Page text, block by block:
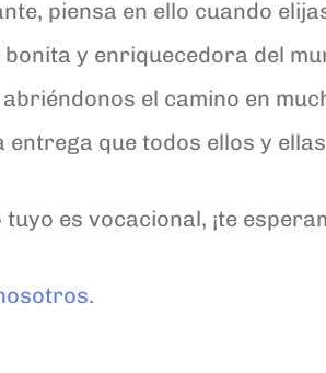
piensa en ello cuando
y enriquecedora del
el camino en
entrega que todos ellos y
es vocacional, ¡te
.